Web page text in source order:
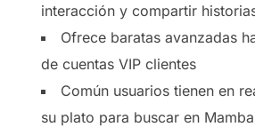
interacción y compartir
Ofrece baratas avanzadas
de cuentas VIP clientes
Común usuarios tienen en
su plato para buscar en